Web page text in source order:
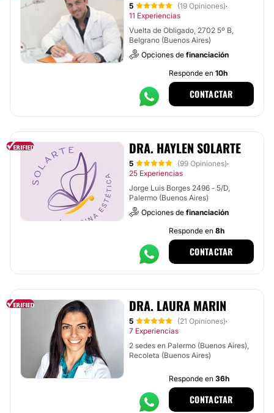
5 (19 Opiniones)·
11 Experiencias
Vuelta de Obligado, 2702 5º B,
Belgrano (Buenos Aires)
Opciones de financiación
Responde en 10h
CONTACTAR
DRA. HAYLEN SOLARTE
5 (99 Opiniones)·
25 Experiencias
Jorge Luis Borges 2496 - 5/D,
Palermo (Buenos Aires)
Opciones de financiación
Responde en 8h
CONTACTAR
DRA. LAURA MARIN
5 (21 Opiniones)·
7 Experiencias
2 sedes en Palermo (Buenos Aires),
Recoleta (Buenos Aires)
Responde en 36h
CONTACTAR